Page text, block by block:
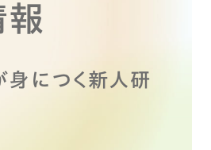
身につく新人研